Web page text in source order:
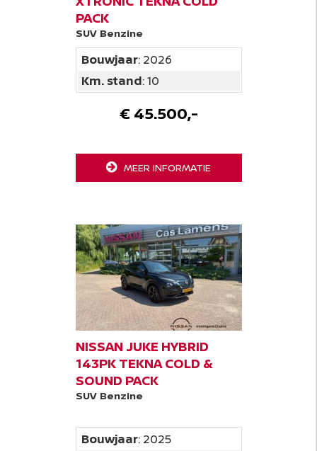
PACK
SUV Benzine
Bouwjaar: 2026
Km. stand: 10
€ 45.500,-
MEER INFORMATIE
NISSAN JUKE HYBRID
143PK TEKNA COLD &
SOUND PACK
SUV Benzine
Bouwjaar: 2025